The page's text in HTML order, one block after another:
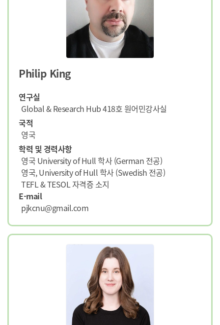
Philip King
연구실
Global & Research Hub 418호 원어민강사실
국적
영국
학력 및 경력사항
영국 University of Hull 학사 (German 전공)
영국, University of Hull 학사 (Swedish 전공)
TEFL & TESOL 자격증 소지
E-mail
pjkcnu@gmail.com